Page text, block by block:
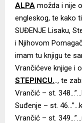
ALPA možda i nije
engleskog, te kako
SUĐENJE Lisaku,
i Njihovom
imam tu knjigu te
Vrančićeve knjige i
STEPINCU. .., te
Vrančić – st.
Suđenje – st.
Vrančić – st.